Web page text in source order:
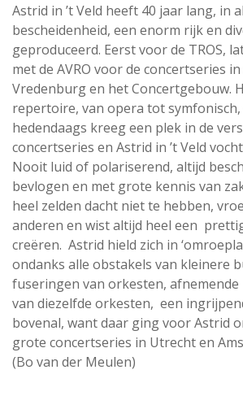
Astrid in ’t Veld heeft 40 jaar lang, in
bescheidenheid, een enorm rijk en
geproduceerd. Eerst voor de TROS,
met de AVRO voor de concertseries
Vredenburg en het Concertgebouw.
repertoire, van opera tot
hedendaags kreeg een plek in de
concertseries en Astrid in ’t Veld
Nooit luid of polariserend, altijd
bevlogen en met grote kennis van
heel zelden dacht niet te hebben,
anderen en wist altijd heel een
creëren. Astrid hield zich in
ondanks alle obstakels van kleinere
fuseringen van orkesten, afnemende
van diezelfde orkesten, een
bovenal, want daar ging voor Astrid
grote concertseries in Utrecht en
(Bo van der Meulen)